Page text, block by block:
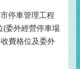
停車管理工程
(委外經營停車場
費格位及委外